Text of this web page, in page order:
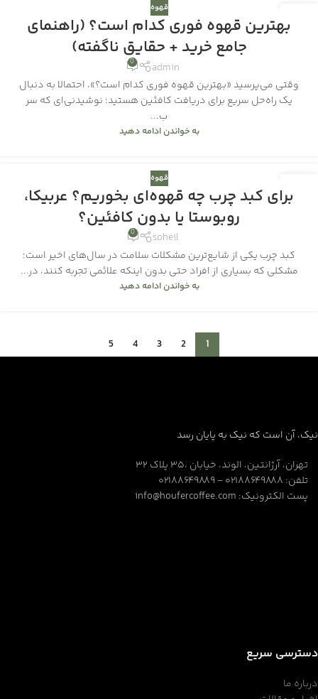
قهوه
بهترین قهوه فوری کدام است؟ (راهنمای
جامع خرید + حقایق ناگفته)
admin
0
وقتی می‌پرسید «بهترین قهوه فوری کدام است؟»، احتمالا به دنبال
یک راه‌حل سریع برای دریافت کافئین هستید؛ نوشیدنی‌ای که سر
ب...
به خواندن ادامه دهید
قهوه
برای کبد چرب چه قهوه‌ای بخوریم؟ عربیکا،
روبوستا یا بدون کافئین؟
soheil
0
کبد چرب یکی از شایع‌ترین مشکلات سلامت در سال‌های اخیر است؛
مشکلی که بسیاری از افراد حتی بدون اینکه علائمی تجربه کنند، در...
به خواندن ادامه دهید
1
2
3
4
5
نیک، آن است که نیک به پایان رسد
تهران، آرژانتین، الوند، خیابان ،۳۵ پلاک ۳۲
تلفن: ۰۲۱۸۸۶۴۹۸۸۸ - ۰۲۱۸۸۶۴۹۸۸۹
پست الکترونیک: info@houfercoffee.com
دسترسی سریع
درباره ما